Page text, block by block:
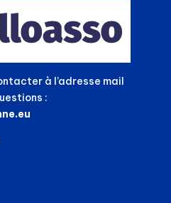
à l’adresse mail
: